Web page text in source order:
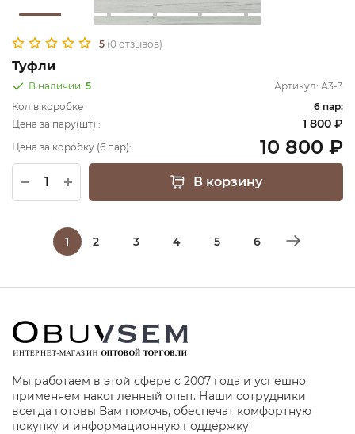
5 (0 отзывов)
Туфли
В наличии: 5 Артикул: А3-3
Кол.в коробке
6 пар:
Цена за пару(шт).:
1 800 ₽
Цена за коробку (6 пар): 10 800 ₽
В корзину
1 2 3 4 5 6
Мы работаем в этой сфере с 2007 года и успешно
применяем накопленный опыт. Наши сотрудники
всегда готовы Вам помочь, обеспечат комфортную
покупку и информационную поддержку